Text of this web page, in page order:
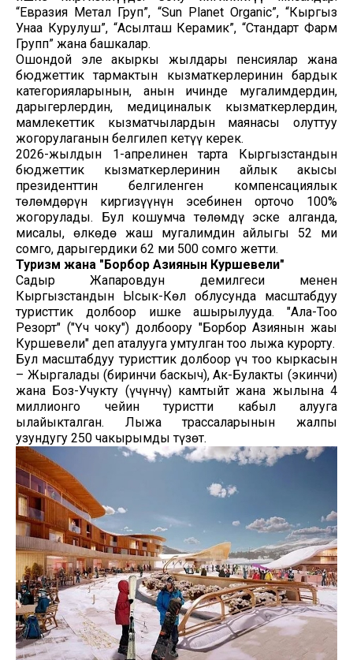
“Евразия Метал Груп”, “Sun Planet Organic”, “Кыргыз
Унаа Курулуш”, “Асылташ Керамик”, “Стандарт Фарм
Групп” жана башкалар.
Ошондой эле акыркы жылдары пенсиялар жана
бюджеттик тармактын кызматкерлеринин бардык
категорияларынын, анын ичинде мугалимдердин,
дарыгерлердин, медициналык кызматкерлердин,
мамлекеттик кызматчылардын маянасы олуттуу
жогорулаганын белгилеп кетүү керек.
2026-жылдын 1-апрелинен тарта Кыргызстандын
бюджеттик кызматкерлеринин айлык акысы
президенттин белгиленген компенсациялык
төлөмдөрүн киргизүүнүн эсебинен орточо 100%
жогорулады. Бул кошумча төлөмдү эске алганда,
мисалы, өлкөдө жаш мугалимдин айлыгы 52 миң
сомго, дарыгердики 62 миң 500 сомго жетти.
Туризм жана "Борбор Азиянын Куршевели"
Садыр Жапаровдун демилгеси менен
Кыргызстандын Ысык-Көл облусунда масштабдуу
туристтик долбоор ишке ашырылууда. "Ала-Тоо
Резорт" ("Үч чоку") долбоору "Борбор Азиянын жаңы
Куршевели" деп аталууга умтулган тоо лыжа курорту.
Бул масштабдуу туристтик долбоор үч тоо кыркасын
– Жыргалаңды (биринчи баскыч), Ак-Булакты (экинчи)
жана Боз-Учукту (үчүнчү) камтыйт жана жылына 4
миллионго чейин туристти кабыл алууга
ылайыкталган. Лыжа трассаларынын жалпы
узундугу 250 чакырымды түзөт.